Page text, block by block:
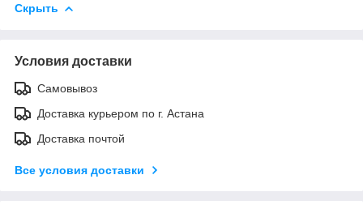
Скрыть
Условия доставки
Самовывоз
Доставка курьером по г. Астана
Доставка почтой
Все условия доставки